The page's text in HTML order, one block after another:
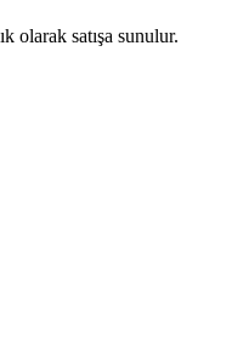
olarak satışa sunulur.